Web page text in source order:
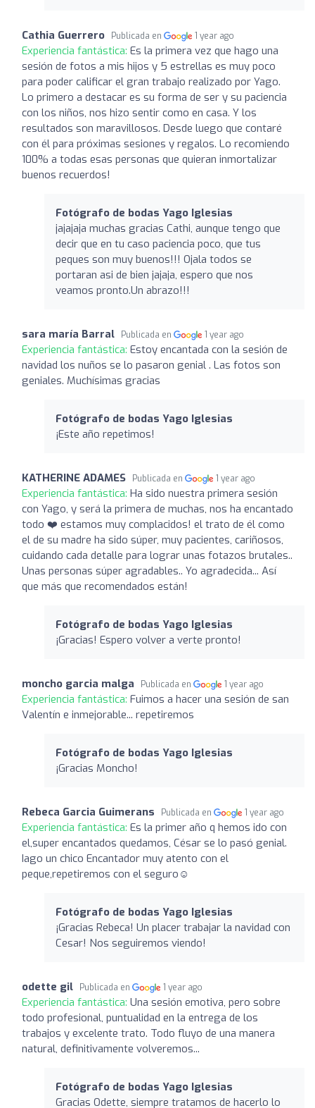
Cathia Guerrero Publicada en 1 year ago
Experiencia fantástica: Es la primera vez que hago una
sesión de fotos a mis hijos y 5 estrellas es muy poco
para poder calificar el gran trabajo realizado por Yago.
Lo primero a destacar es su forma de ser y su paciencia
con los niños, nos hizo sentir como en casa. Y los
resultados son maravillosos. Desde luego que contaré
con él para próximas sesiones y regalos. Lo recomiendo
100% a todas esas personas que quieran inmortalizar
buenos recuerdos!
Fotógrafo de bodas Yago Iglesias
jajajaja muchas gracias Cathi, aunque tengo que
decir que en tu caso paciencia poco, que tus
peques son muy buenos!!! Ojala todos se
portaran asi de bien jajaja, espero que nos
veamos pronto.Un abrazo!!!
sara maría Barral Publicada en 1 year ago
Experiencia fantástica: Estoy encantada con la sesión de
navidad los nuños se lo pasaron genial . Las fotos son
geniales. Muchísimas gracias
Fotógrafo de bodas Yago Iglesias
¡Este año repetimos!
KATHERINE ADAMES Publicada en 1 year ago
Experiencia fantástica: Ha sido nuestra primera sesión
con Yago, y será la primera de muchas, nos ha encantado
todo ❤️ estamos muy complacidos! el trato de él como
el de su madre ha sido súper, muy pacientes, cariñosos,
cuidando cada detalle para lograr unas fotazos brutales..
Unas personas súper agradables.. Yo agradecida... Así
que más que recomendados están!
Fotógrafo de bodas Yago Iglesias
¡Gracias! Espero volver a verte pronto!
moncho garcia malga Publicada en 1 year ago
Experiencia fantástica: Fuimos a hacer una sesión de san
Valentín e inmejorable... repetiremos
Fotógrafo de bodas Yago Iglesias
¡Gracias Moncho!
Rebeca Garcia Guimerans Publicada en 1 year ago
Experiencia fantástica: Es la primer año q hemos ido con
el,super encantados quedamos, César se lo pasó genial.
Iago un chico Encantador muy atento con el
peque,repetiremos con el seguro☺️
Fotógrafo de bodas Yago Iglesias
¡Gracias Rebeca! Un placer trabajar la navidad con
Cesar! Nos seguiremos viendo!
odette gil Publicada en 1 year ago
Experiencia fantástica: Una sesión emotiva, pero sobre
todo profesional, puntualidad en la entrega de los
trabajos y excelente trato. Todo fluyo de una manera
natural, definitivamente volveremos...
Fotógrafo de bodas Yago Iglesias
Gracias Odette, siempre tratamos de hacerlo lo